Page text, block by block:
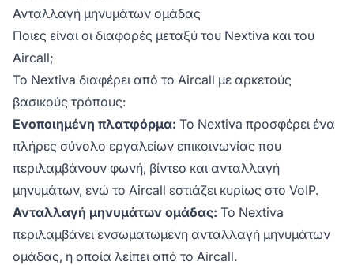
Ανταλλαγή μηνυμάτων ομάδας
Ποιες είναι οι διαφορές μεταξύ του Nextiva και του
Aircall;
Το Nextiva διαφέρει από το Aircall με αρκετούς
βασικούς τρόπους:
Ενοποιημένη πλατφόρμα: Το Nextiva προσφέρει ένα
πλήρες σύνολο εργαλείων επικοινωνίας που
περιλαμβάνουν φωνή, βίντεο και ανταλλαγή
μηνυμάτων, ενώ το Aircall εστιάζει κυρίως στο VoIP.
Ανταλλαγή μηνυμάτων ομάδας: Το Nextiva
περιλαμβάνει ενσωματωμένη ανταλλαγή μηνυμάτων
ομάδας, η οποία λείπει από το Aircall.